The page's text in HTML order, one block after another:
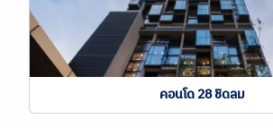
คอนโด 28 ชิดลม